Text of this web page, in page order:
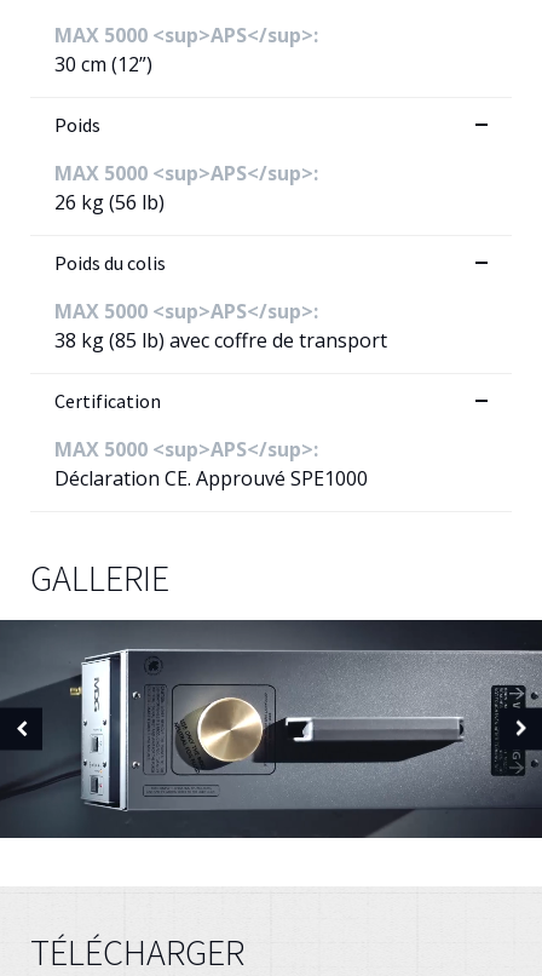
MAX 5000 <sup>APS</sup>:
30 cm (12”)
Poids
MAX 5000 <sup>APS</sup>:
26 kg (56 lb)
Poids du colis
MAX 5000 <sup>APS</sup>:
38 kg (85 lb) avec coffre de transport
Certification
MAX 5000 <sup>APS</sup>:
Déclaration CE. Approuvé SPE1000
GALLERIE
TÉLÉCHARGER